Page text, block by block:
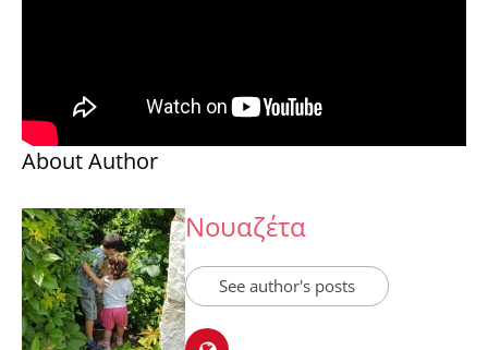
About Author
Νουαζέτα
See author's posts